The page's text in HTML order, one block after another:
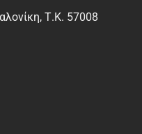
Τ.Κ. 57008